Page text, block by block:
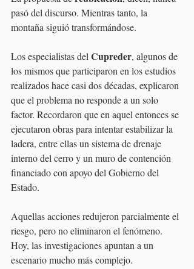
pasó del discurso. Mientras tanto, la
montaña siguió transformándose.
Los especialistas del Cupreder, algunos de
los mismos que participaron en los estudios
realizados hace casi dos décadas, explicaron
que el problema no responde a un solo
factor. Recordaron que en aquel entonces se
ejecutaron obras para intentar estabilizar la
ladera, entre ellas un sistema de drenaje
interno del cerro y un muro de contención
financiado con apoyo del Gobierno del
Estado.
Aquellas acciones redujeron parcialmente el
riesgo, pero no eliminaron el fenómeno.
Hoy, las investigaciones apuntan a un
escenario mucho más complejo.